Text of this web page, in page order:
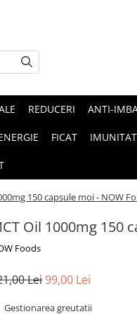
REDUCERI ANTI-
FICAT
150 capsule moi - NOW
Oil 1000mg 150
Foods
Lei99,00 Lei
Gestionarea greutatii